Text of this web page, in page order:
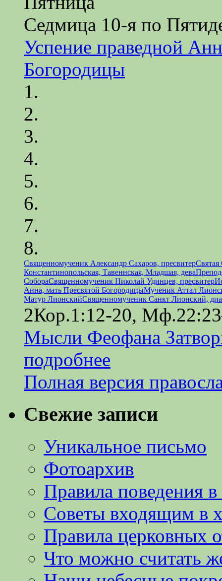
Седмица 10-я по
Успение праведной
Богородицы
Священномученик Александр Сахаров, пресвитерСвятая
Константинопольская, Тавеннская, Младшая, дева
СобораСвященномученик Николай Удинцев, пресвитер
Анна, мать Пресвятой БогородицыМученик Аттал
Матур ЛионскийСвященномученик Санкт Лионский,
2Кор.1:12-20,
Мысли Феофана
подробнее
Полная версия
Свежие записи
Уникальное письмо
Фотоархив
Правила поведения
Советы входящим в
Правила церковных
Что можно считать